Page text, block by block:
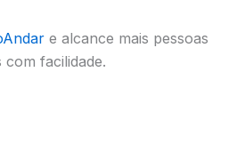
e alcance mais pessoas
facilidade.